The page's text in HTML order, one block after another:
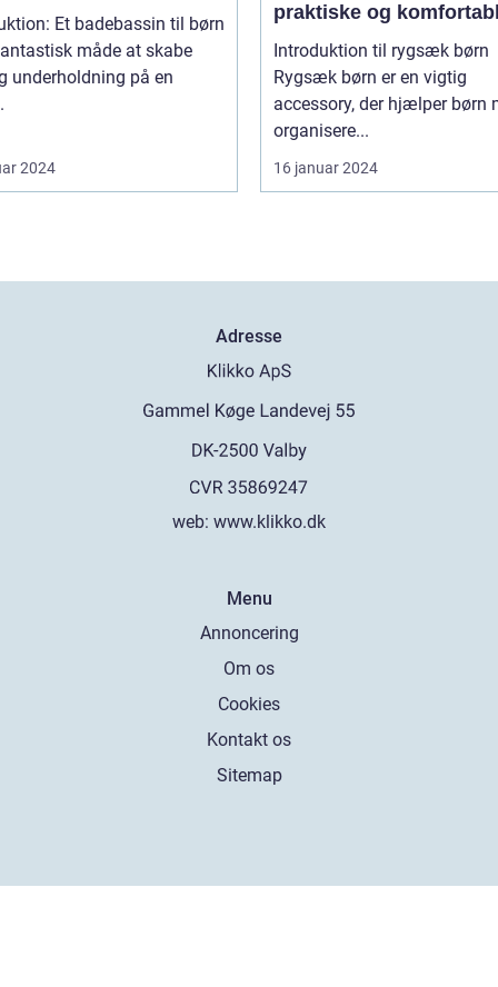
Et badebassin til børn
måde at skabe
underholdning på en
2024
praktiske og
rygsække til børn
Introduktion til rygsæk børn
Rygsæk børn er en vigtig
accessory, der hjælper børn
organisere...
16 januar 2024
Adresse
web: www.klikko.dk
Menu
Annoncering
Om os
Cookies
Kontakt os
Sitemap